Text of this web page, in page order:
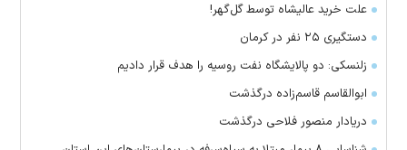
علت خرید عالیشاه توسط گل‌گهر!
دستگیری ۲۵ نفر در کرمان
زلنسکی: دو پالایشگاه نفت روسیه را هدف قرار دادیم
ابوالقاسم قاسم‌زاده درگذشت
دریادار منصور فلاحی درگذشت